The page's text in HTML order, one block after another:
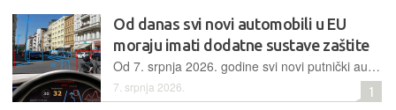
Od danas svi novi automobili u EU
moraju imati dodatne sustave zaštite
Od 7. srpnja 2026. godine svi novi putnički automobili i kombiji na tržištu Europske unije moraju biti opremljeni naprednim tehnologijama usmjerenim na smanjenje broja prometnih nesreća
7. srpnja 2026. 1